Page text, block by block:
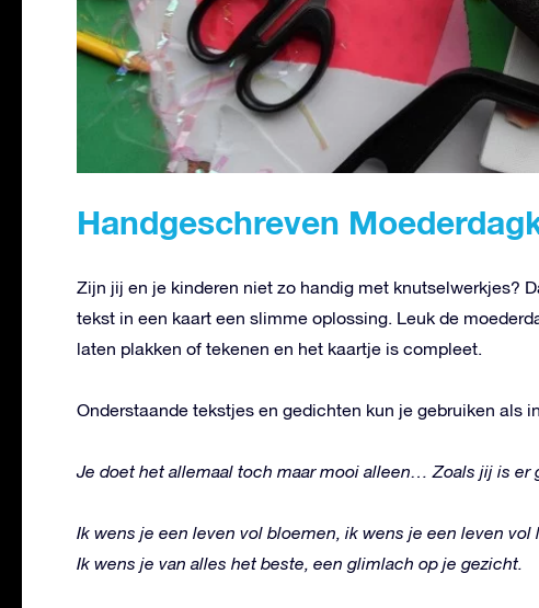
Handgeschreven
Zijn jij en je kinderen niet zo handig met knutselwerkjes?
tekst in een kaart een slimme oplossing. Leuk de
laten plakken of tekenen en het kaartje is compleet.
Onderstaande tekstjes en gedichten kun je gebruiken als
Je doet het allemaal toch maar mooi alleen… Zoals jij is er
Ik wens je een leven vol bloemen, ik wens je een leven vol
Ik wens je van alles het beste, een glimlach op je gezicht.